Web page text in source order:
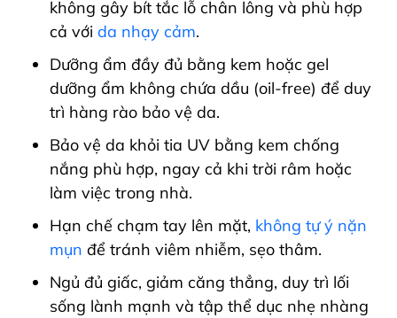
không gây bít tắc lỗ chân lông và phù hợp
cả với da nhạy cảm.
Dưỡng ẩm đầy đủ bằng kem hoặc gel
dưỡng ẩm không chứa dầu (oil-free) để duy
trì hàng rào bảo vệ da.
Bảo vệ da khỏi tia UV bằng kem chống
nắng phù hợp, ngay cả khi trời râm hoặc
làm việc trong nhà.
Hạn chế chạm tay lên mặt, không tự ý nặn
mụn để tránh viêm nhiễm, sẹo thâm.
Ngủ đủ giấc, giảm căng thẳng, duy trì lối
sống lành mạnh và tập thể dục nhẹ nhàng